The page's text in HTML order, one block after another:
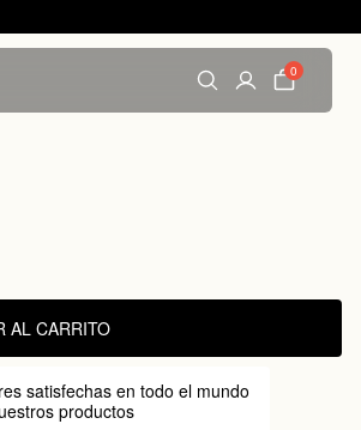
0
AL CARRITO
satisfechasen todo el mundo
productos